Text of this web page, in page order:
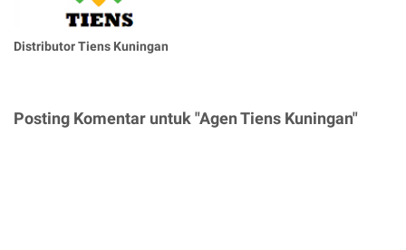
Distributor Tiens Kuningan
Posting Komentar untuk "Agen Tiens Kuningan"